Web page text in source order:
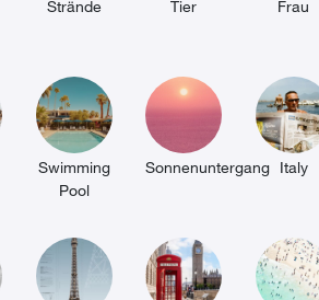
Strände Tier Frau
Swimming
Pool
Sonnenuntergang Italy